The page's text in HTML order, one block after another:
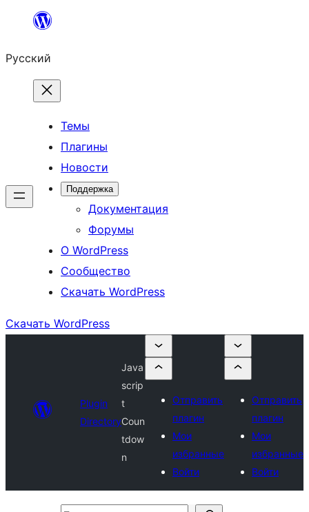
Перейти
содержимому
Русский
Темы
Плагины
Новости
Поддержка
Документация
Форумы
О WordPress
Сообщество
Скачать WordPress
Скачать WordPress
Plugin
Directory
Java
scrip
t
Coun
tdow
n
Отправить
плагин
Мои
избранные
Войти
Отправить
плагин
Мои
избранные
Войти